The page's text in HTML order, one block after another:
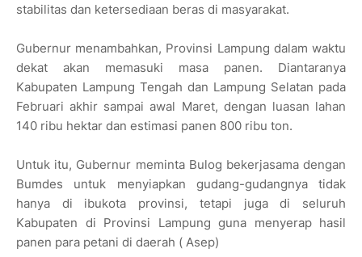
stabilitas dan ketersediaan beras di masyarakat.
Gubernur menambahkan, Provinsi Lampung dalam waktu
dekat akan memasuki masa panen. Diantaranya
Kabupaten Lampung Tengah dan Lampung Selatan pada
Februari akhir sampai awal Maret, dengan luasan lahan
140 ribu hektar dan estimasi panen 800 ribu ton.
Untuk itu, Gubernur meminta Bulog bekerjasama dengan
Bumdes untuk menyiapkan gudang-gudangnya tidak
hanya di ibukota provinsi, tetapi juga di seluruh
Kabupaten di Provinsi Lampung guna menyerap hasil
panen para petani di daerah ( Asep)